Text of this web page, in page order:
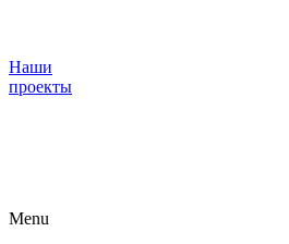
Наши
проекты
Menu